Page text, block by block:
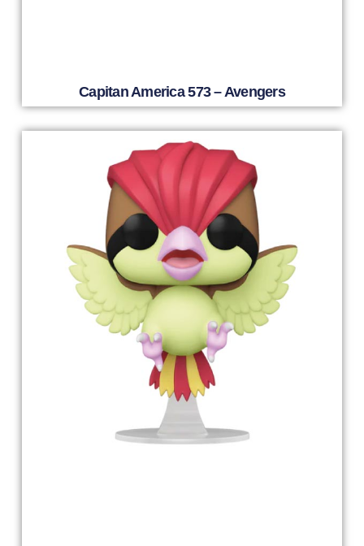
Capitan America 573 – Avengers